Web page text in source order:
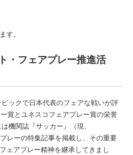
す。
・フェアプレー推進活
ックで日本代表のフェアな戦いが評
賞とユネスコフェアプレー賞の栄誉
機関誌『サッカー』（現、
レーの特集記事を掲載し、その重要
ェアプレー精神を継承してきまし